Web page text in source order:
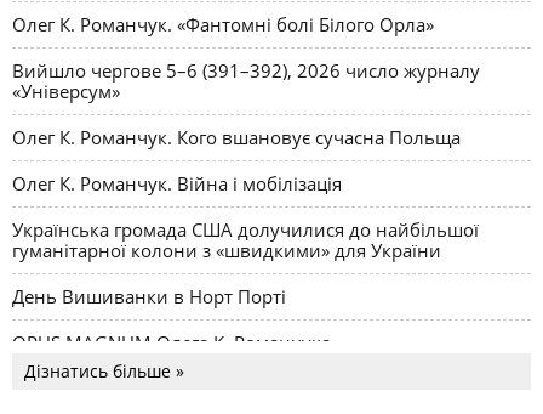
Олег К. Романчук. «Фантомні болі Білого Орла»
Вийшло чергове 5–6 (391–392), 2026 число журналу
«Універсум»
Олег К. Романчук. Кого вшановує сучасна Польща
Олег К. Романчук. Війна і мобілізація
Українська громада США долучилися до найбільшої
гуманітарної колони з «швидкими» для України
День Вишиванки в Норт Порті
OPUS MAGNUM Олега К. Романчука
Дізнатись більше »